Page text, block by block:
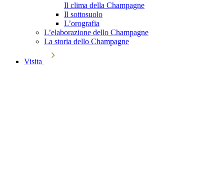
Il clima della Champagne
Il sottosuolo
L’orografia
L’elaborazione dello Champagne
La storia dello Champagne
Visita